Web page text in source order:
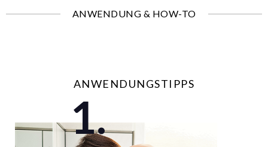
ANWENDUNG & HOW-TO
ANWENDUNGSTIPPS